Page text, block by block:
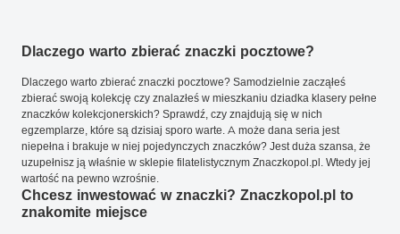
Dlaczego warto zbierać znaczki pocztowe?
Dlaczego warto zbierać znaczki pocztowe? Samodzielnie zacząłeś
zbierać swoją kolekcję czy znalazłeś w mieszkaniu dziadka klasery pełne
znaczków kolekcjonerskich? Sprawdź, czy znajdują się w nich
egzemplarze, które są dzisiaj sporo warte. A może dana seria jest
niepełna i brakuje w niej pojedynczych znaczków? Jest duża szansa, że
uzupełnisz ją właśnie w sklepie filatelistycznym Znaczkopol.pl. Wtedy jej
wartość na pewno wzrośnie.
Chcesz inwestować w znaczki? Znaczkopol.pl to
znakomite miejsce